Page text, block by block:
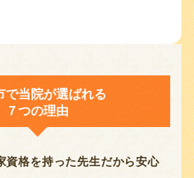
で当院が選ばれる
７つの理由
資格を持った先生だから安心